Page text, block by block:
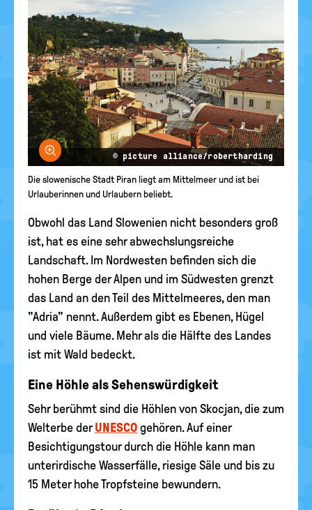
Bild vergrößern
© picture alliance/robertharding
Die slowenische Stadt Piran liegt am Mittelmeer und ist bei
Urlauberinnen und Urlaubern beliebt.
Obwohl das Land Slowenien nicht besonders groß
ist, hat es eine sehr abwechslungsreiche
Landschaft. Im Nordwesten befinden sich die
hohen Berge der Alpen und im Südwesten grenzt
das Land an den Teil des Mittelmeeres, den man
"Adria" nennt. Außerdem gibt es Ebenen, Hügel
und viele Bäume. Mehr als die Hälfte des Landes
ist mit Wald bedeckt.
Eine Höhle als Sehenswürdigkeit
Sehr berühmt sind die Höhlen von Skocjan, die zum
Welterbe derUNESCO gehören. Auf einer
Besichtigungstour durch die Höhle kann man
unterirdische Wasserfälle, riesige Säle und bis zu
15 Meter hohe Tropfsteine bewundern.